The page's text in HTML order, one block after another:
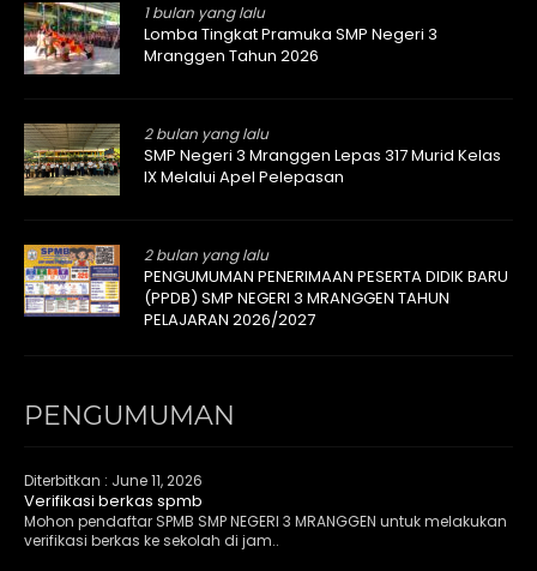
1 bulan yang lalu
Lomba Tingkat Pramuka SMP Negeri 3
Mranggen Tahun 2026
2 bulan yang lalu
SMP Negeri 3 Mranggen Lepas 317 Murid Kelas
IX Melalui Apel Pelepasan
2 bulan yang lalu
PENGUMUMAN PENERIMAAN PESERTA DIDIK BARU
(PPDB) SMP NEGERI 3 MRANGGEN TAHUN
PELAJARAN 2026/2027
PENGUMUMAN
Diterbitkan : June 11, 2026
Verifikasi berkas spmb
Mohon pendaftar SPMB SMP NEGERI 3 MRANGGEN untuk melakukan
verifikasi berkas ke sekolah di jam..